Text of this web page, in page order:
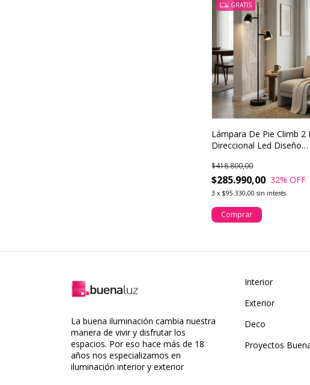
GRATIS
Lámpara De Pie Climb 2
Direccional Led Diseño
$285.990,00
$418.800,00
32% OFF
3 x $95.330,00 sin interés
Comprar
La buena iluminación cambia nuestra
manera de vivir y disfrutar los
espacios. Por eso hace más de 18
años nos especializamos en
iluminación interior y exterior
Interior
Exterior
Deco
Proyectos